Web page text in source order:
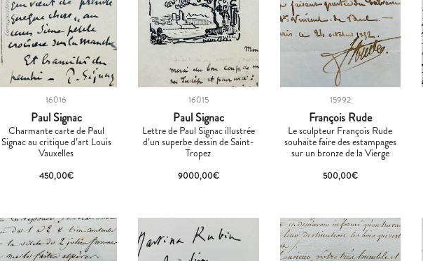
16016
Paul Signac
Charmante carte de Paul
Signac au critique d’art Louis
Vauxelles
450,00€
16015
Paul Signac
Lettre de Paul Signac illustrée
d’un superbe dessin de Saint-
Tropez
9000,00€
15992
François Rude
Le sculpteur François Rude
souhaite faire des estampages
sur un bronze de la Vierge
500,00€